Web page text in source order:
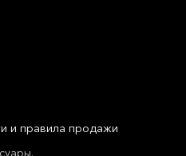
и правила продажи